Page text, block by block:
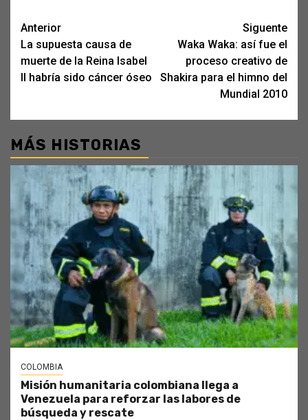
Post
navigation
Anterior
La supuesta causa de
muerte de la Reina Isabel
II habría sido cáncer óseo
Siguente
Waka Waka: así fue el
proceso creativo de
Shakira para el himno del
Mundial 2010
MÁS HISTORIAS
COLOMBIA
Misión humanitaria colombiana llega a
Venezuela para reforzar las labores de
búsqueda y rescate